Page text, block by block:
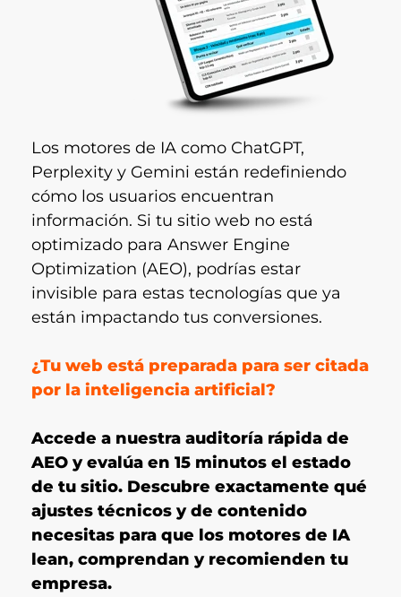
Los motores de IA como ChatGPT,
Perplexity y Gemini están redefiniendo
cómo los usuarios encuentran
información. Si tu sitio web no está
optimizado para Answer Engine
Optimization (AEO), podrías estar
invisible para estas tecnologías que ya
están impactando tus conversiones.
¿Tu web está preparada para ser citada
por la inteligencia artificial?
Accede a nuestra auditoría rápida de
AEO y evalúa en 15 minutos el estado
de tu sitio. Descubre exactamente qué
ajustes técnicos y de contenido
necesitas para que los motores de IA
lean, comprendan y recomienden tu
empresa.